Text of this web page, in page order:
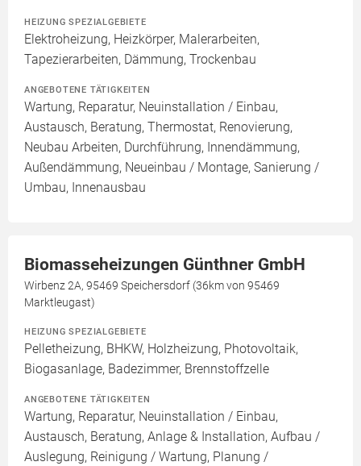
HEIZUNG SPEZIALGEBIETE
Elektroheizung, Heizkörper, Malerarbeiten,
Tapezierarbeiten, Dämmung, Trockenbau
ANGEBOTENE TÄTIGKEITEN
Wartung, Reparatur, Neuinstallation / Einbau,
Austausch, Beratung, Thermostat, Renovierung,
Neubau Arbeiten, Durchführung, Innendämmung,
Außendämmung, Neueinbau / Montage, Sanierung /
Umbau, Innenausbau
Biomasseheizungen Günthner GmbH
Wirbenz 2A, 95469 Speichersdorf (36km von 95469
Marktleugast)
HEIZUNG SPEZIALGEBIETE
Pelletheizung, BHKW, Holzheizung, Photovoltaik,
Biogasanlage, Badezimmer, Brennstoffzelle
ANGEBOTENE TÄTIGKEITEN
Wartung, Reparatur, Neuinstallation / Einbau,
Austausch, Beratung, Anlage & Installation, Aufbau /
Auslegung, Reinigung / Wartung, Planung /